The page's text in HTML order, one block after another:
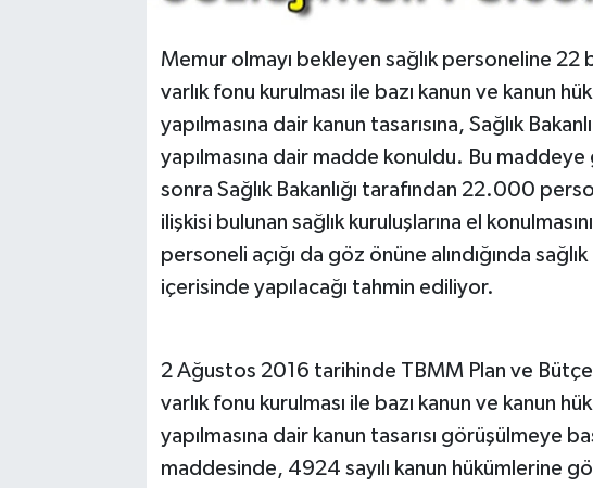
Memur olmayı bekleyen sağlık personeline
varlık fonu kurulması ile bazı kanun ve kanun
yapılmasına dair kanun tasarısına, Sağlık
yapılmasına dair madde konuldu. Bu maddeye
sonra Sağlık Bakanlığı tarafından 22.000
ilişkisi bulunan sağlık kuruluşlarına el
personeli açığı da göz önüne alındığında
içerisinde yapılacağı tahmin ediliyor.
2 Ağustos 2016 tarihinde TBMM Plan ve
varlık fonu kurulması ile bazı kanun ve kanun
yapılmasına dair kanun tasarısı görüşülmeye
maddesinde, 4924 sayılı kanun hükümlerine